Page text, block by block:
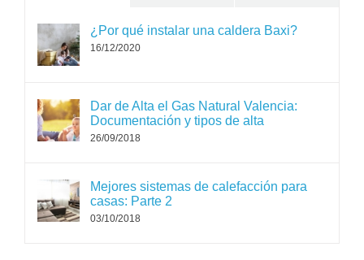
¿Por qué instalar una caldera Baxi?
16/12/2020
Dar de Alta el Gas Natural Valencia:
Documentación y tipos de alta
26/09/2018
Mejores sistemas de calefacción para
casas: Parte 2
03/10/2018